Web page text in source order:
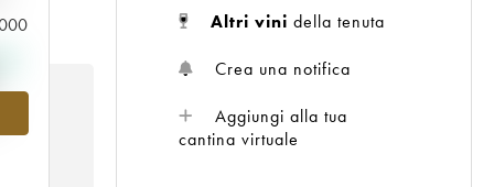
Altri vini della tenuta
Crea una notifica
Aggiungi alla tua
cantina virtuale